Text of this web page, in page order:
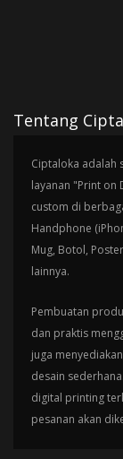
Tentang
Ciptaloka adalah
layanan "Print on
custom di
Handphone
Mug, Botol,
lainnya.
Pembuatan
dan praktis
juga
desain
digital printing
pesanan akan